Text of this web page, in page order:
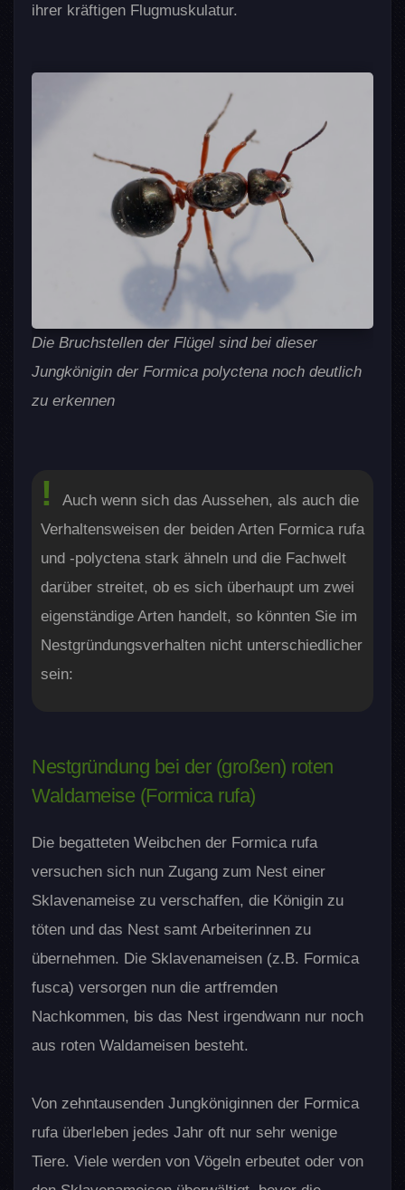
ihrer kräftigen Flugmuskulatur.
Die Bruchstellen der Flügel sind bei dieser
Jungkönigin der Formica polyctena noch deutlich
zu erkennen
Auch wenn sich das Aussehen, als auch die
Verhaltensweisen der beiden Arten Formica rufa
und -polyctena stark ähneln und die Fachwelt
darüber streitet, ob es sich überhaupt um zwei
eigenständige Arten handelt, so könnten Sie im
Nestgründungsverhalten nicht unterschiedlicher
sein:
Nestgründung bei der (großen) roten
Waldameise (Formica rufa)
Die begatteten Weibchen der Formica rufa
versuchen sich nun Zugang zum Nest einer
Sklavenameise zu verschaffen, die Königin zu
töten und das Nest samt Arbeiterinnen zu
übernehmen. Die Sklavenameisen (z.B. Formica
fusca) versorgen nun die artfremden
Nachkommen, bis das Nest irgendwann nur noch
aus roten Waldameisen besteht.
Von zehntausenden Jungköniginnen der Formica
rufa überleben jedes Jahr oft nur sehr wenige
Tiere. Viele werden von Vögeln erbeutet oder von